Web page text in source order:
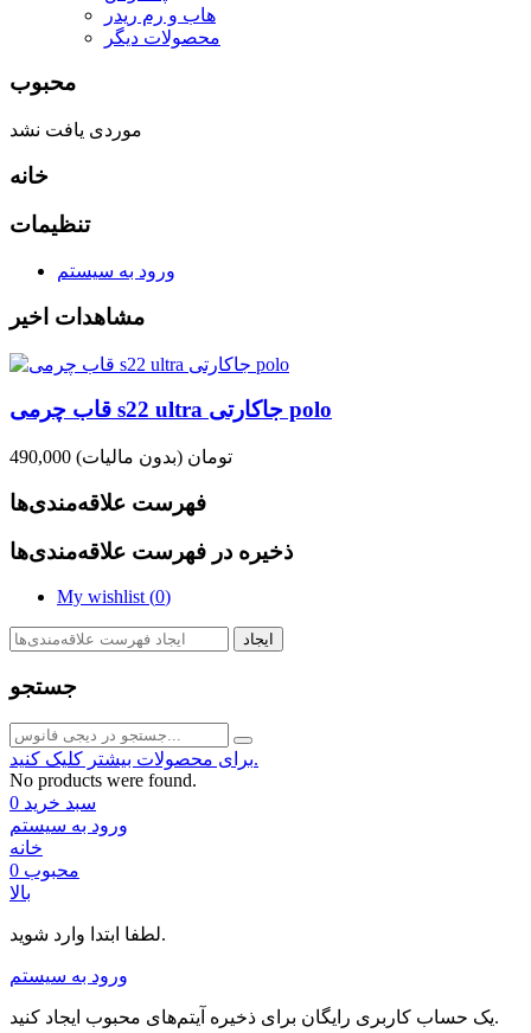
هاب و رم ریدر
محصولات دیگر
محبوب
موردی یافت نشد
خانه
تنظیمات
ورود به سیستم
مشاهدات اخیر
قاب چرمی s22 ultra جاکارتی polo
490,000 تومان (بدون مالیات)
فهرست علاقه‌مندی‌ها
ذخیره در فهرست علاقه‌مندی‌ها
My wishlist (0)
ایجاد
جستجو
برای محصولات بیشتر کلیک کنید.
No products were found.
سبد خرید 0
ورود به سیستم
خانه
محبوب 0
بالا
لطفا ابتدا وارد شوید.
ورود به سیستم
یک حساب کاربری رایگان برای ذخیره آیتم‌های محبوب ایجاد کنید.